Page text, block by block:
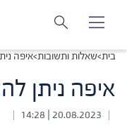
בית>שאלות ותשובות>איפה
איפה ניתן
20.08.2023 | 14:28